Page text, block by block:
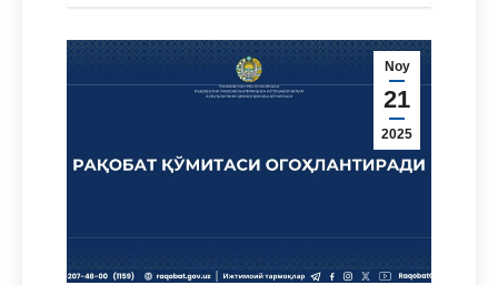
Noy
21
2025